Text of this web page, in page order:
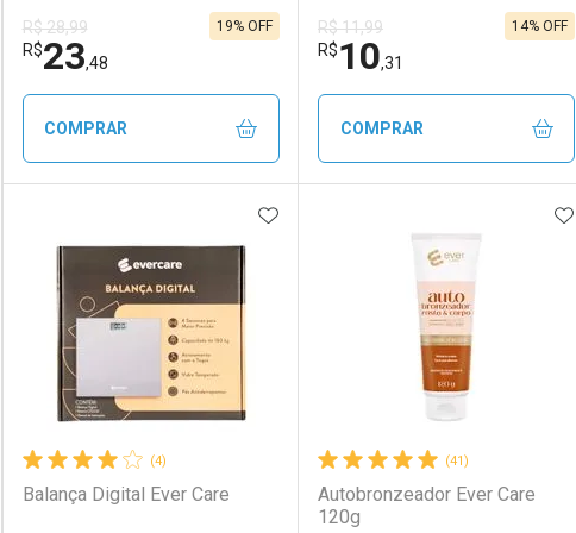
R$ 28,99
R$23,48
19% OFF
COMPRAR
FECHAR
Laboratório
FECHAR
Por Menos
R$ 11,99
R$10,31
14% OFF
COMPRAR
Laboratório
Por Menos
(4)
Balança Digital Ever Care
ADICIONAR AOS FAVORITOS
(41)
Autobronzeador Ever Care
120g